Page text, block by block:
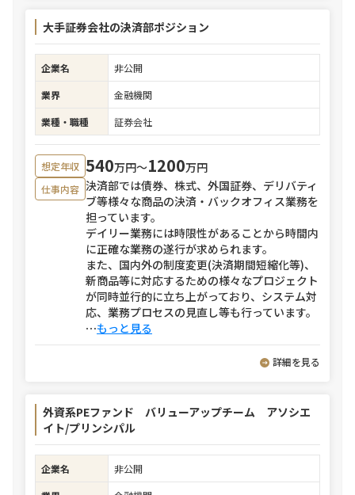
大手証券会社の決済部ポジション
企業名
非公開
業界
金融機関
業種・職種
証券会社
想定年収 540万円〜1200万円
仕事内容 決済部では債券、株式、外国証券、デリバティ
ブ等様々な商品の決済・バックオフィス業務を
担っています。
デイリー業務には時限性があることから時間内
に正確な業務の遂行が求められます。
また、国内外の制度変更(決済期間短縮化等)、
新商品等に対応するための様々なプロジェクト
が同時並行的に立ち上がっており、システム対
応、業務プロセスの見直し等も行っています。
⋯もっと見る
詳細を見る
外資系PEファンド バリューアップチーム アソシエ
イト/プリンシパル
企業名
非公開